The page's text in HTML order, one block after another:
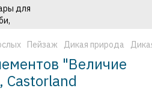
Пейзаж Дикая природа
"Величие
Castorland